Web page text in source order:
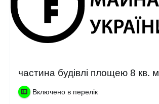
частина будівлі площею 8 кв. м
Включено в перелік